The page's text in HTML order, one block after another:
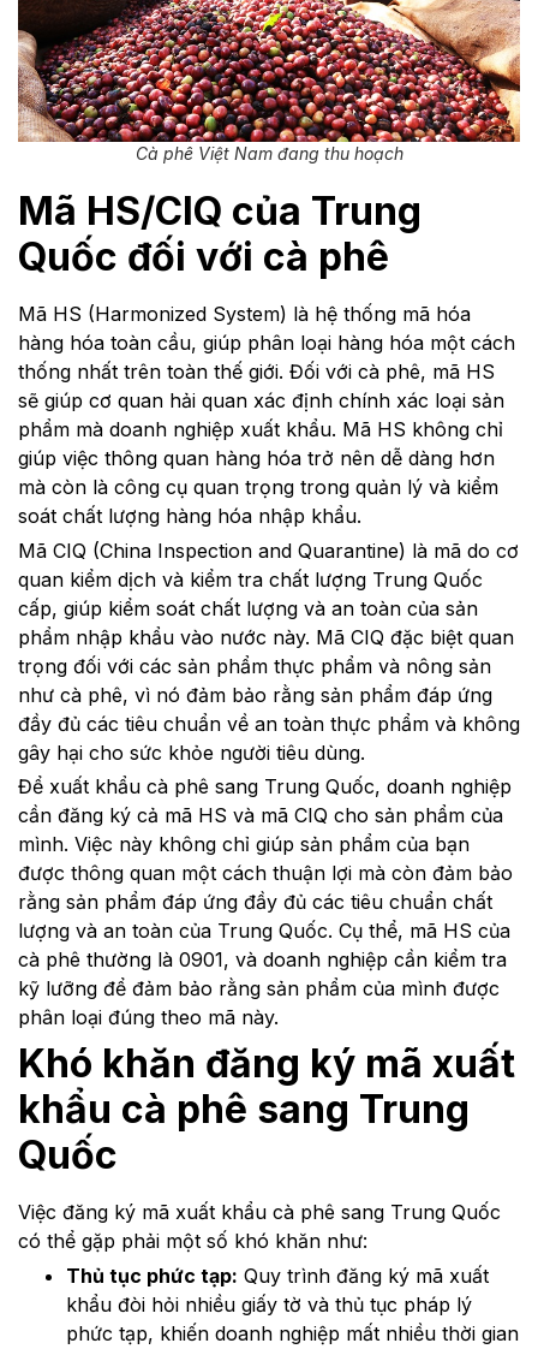
Cà phê Việt Nam đang thu hoạch
Mã HS/CIQ của Trung
Quốc đối với cà phê
Mã HS (Harmonized System) là hệ thống mã hóa
hàng hóa toàn cầu, giúp phân loại hàng hóa một cách
thống nhất trên toàn thế giới. Đối với cà phê, mã HS
sẽ giúp cơ quan hải quan xác định chính xác loại sản
phẩm mà doanh nghiệp xuất khẩu. Mã HS không chỉ
giúp việc thông quan hàng hóa trở nên dễ dàng hơn
mà còn là công cụ quan trọng trong quản lý và kiểm
soát chất lượng hàng hóa nhập khẩu.
Mã CIQ (China Inspection and Quarantine) là mã do cơ
quan kiểm dịch và kiểm tra chất lượng Trung Quốc
cấp, giúp kiểm soát chất lượng và an toàn của sản
phẩm nhập khẩu vào nước này. Mã CIQ đặc biệt quan
trọng đối với các sản phẩm thực phẩm và nông sản
như cà phê, vì nó đảm bảo rằng sản phẩm đáp ứng
đầy đủ các tiêu chuẩn về an toàn thực phẩm và không
gây hại cho sức khỏe người tiêu dùng.
Để xuất khẩu cà phê sang Trung Quốc, doanh nghiệp
cần đăng ký cả mã HS và mã CIQ cho sản phẩm của
mình. Việc này không chỉ giúp sản phẩm của bạn
được thông quan một cách thuận lợi mà còn đảm bảo
rằng sản phẩm đáp ứng đầy đủ các tiêu chuẩn chất
lượng và an toàn của Trung Quốc. Cụ thể, mã HS của
cà phê thường là 0901, và doanh nghiệp cần kiểm tra
kỹ lưỡng để đảm bảo rằng sản phẩm của mình được
phân loại đúng theo mã này.
Khó khăn đăng ký mã xuất
khẩu cà phê sang Trung
Quốc
Việc đăng ký mã xuất khẩu cà phê sang Trung Quốc
có thể gặp phải một số khó khăn như:
Thủ tục phức tạp: Quy trình đăng ký mã xuất
khẩu đòi hỏi nhiều giấy tờ và thủ tục pháp lý
phức tạp, khiến doanh nghiệp mất nhiều thời gian